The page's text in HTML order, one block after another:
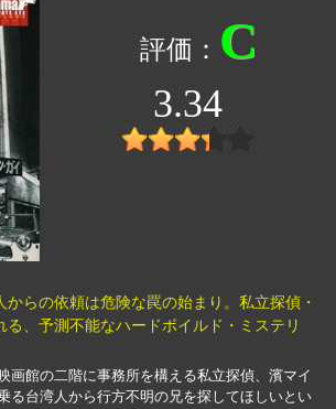
C
3.34
らの依頼は危険な罠の始まり。私立探偵・
る、予測不能なハードボイルド・ミステリ
画館の二階に事務所を構える私立探偵、濱マイ
る台湾人から行方不明の兄を探してほしいとい